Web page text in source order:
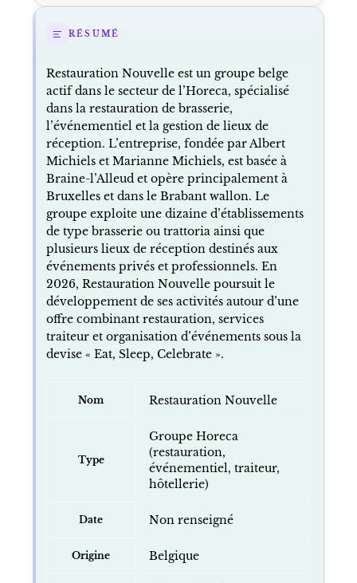
RÉSUMÉ
Restauration Nouvelle est un groupe belge
actif dans le secteur de l’Horeca, spécialisé
dans la restauration de brasserie,
l’événementiel et la gestion de lieux de
réception. L’entreprise, fondée par Albert
Michiels et Marianne Michiels, est basée à
Braine-l’Alleud et opère principalement à
Bruxelles et dans le Brabant wallon. Le
groupe exploite une dizaine d’établissements
de type brasserie ou trattoria ainsi que
plusieurs lieux de réception destinés aux
événements privés et professionnels. En
2026, Restauration Nouvelle poursuit le
développement de ses activités autour d’une
offre combinant restauration, services
traiteur et organisation d’événements sous la
devise « Eat, Sleep, Celebrate ».
Nom Restauration Nouvelle
Type
Groupe Horeca
(restauration,
événementiel, traiteur,
hôtellerie)
Date Non renseigné
Origine Belgique